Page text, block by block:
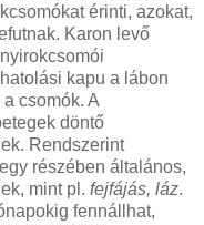
érinti, azokat,
Karon levő
kapu a lábon
csomók. A
döntő
Rendszerint
részében általános,
mint pl. fejfájás, láz.
fennállhat,